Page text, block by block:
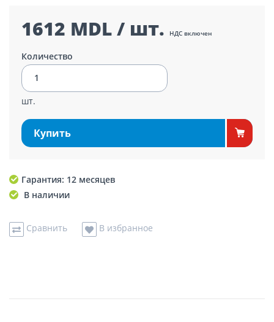
1612 MDL / шт. НДС включен
Количество
шт.
Купить
Гарантия: 12 месяцев
В наличии
Сравнить В избранное